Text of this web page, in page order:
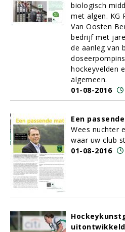
biologisch
met algen. KG
Van Oosten
bedrijf met
de aanleg van
hockeyvelden
algemeen.
01-08-2016
Een
Wees nuchter
waar uw club
01-08-2016
uitontwikkeld